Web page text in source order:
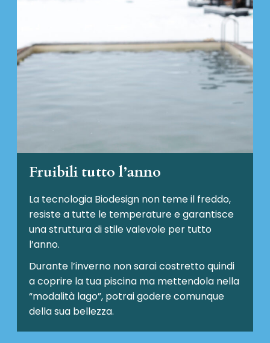
Fruibili tutto l’anno
La tecnologia Biodesign non teme il freddo,
resiste a tutte le temperature e garantisce
una struttura di stile valevole per tutto
l’anno.
Durante l’inverno non sarai costretto quindi
a coprire la tua piscina ma mettendola nella
“modalità lago”, potrai godere comunque
della sua bellezza.